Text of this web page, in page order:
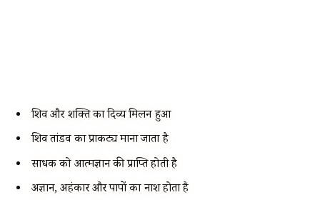
शिव और शक्ति का दिव्य मिलन हुआ
शिव तांडव का प्राकट्य माना जाता है
साधक को आत्मज्ञान की प्राप्ति होती है
अज्ञान, अहंकार और पापों का नाश होता है